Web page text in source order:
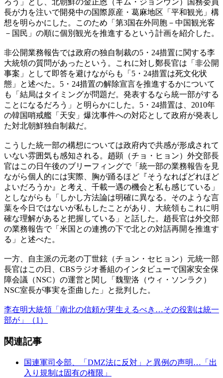
ろう」とし、北朝鮮の金正恩（キム・ジョンウン）国務委員
長が力を注いで開発中の国際原産・葛麻地区「平和観光」構
想を明らかにした。このため「第3国在外同胞－中国観光客
－国民」の順に個別観光を推進するという計画を紹介した。
非公開業務報告では政府の独自制裁の5・24措置に関する李
大統領の質問があったという。これに対し鄭長官は「非公開
事案」として即答を避けながらも「5・24措置は死文化状
態」と述べた。5・24措置の解除宣言を推進するかについて
も「結局はタイミングが問題だ。発表するなら統一部がする
ことになるだろう」と明らかにした。5・24措置は、2010年
の韓国哨戒艦「天安」爆沈事件への対応として政府が発表し
た対北朝鮮独自制裁だ。
こうした統一部の構想については政府内で共感が形成されて
いない雰囲気も感知される。趙顕（チョ・ヒョン）外交部長
官はこの日午後のブリーフィングで「統一部の業務報告を見
ながら個人的には実際、胸が踊るほど『そうなればどれほど
よいだろうか』と考え、千載一遇の機会と私も感じている」
としながらも「しかし方法論は明確に異なる。そのような言
葉を今日ではないが私もしたことがあり、大統領もこれに明
確な理解があると把握している」と話した。趙長官は外交部
の業務報告で「米国との連携の下で北との対話再開を推進す
る」と述べた。
一方、自主派の元老の丁世鉉（チョン・セヒョン）元統一部
長官はこの日、CBSラジオ番組のインタビューで国家安全保
障会議（NSC）の運営と関し「魏聖洛（ウィ・ソンラク）
NSC室長が事実を歪曲した」と批判した。
李在明大統領「南北の信頼が芽生えるべき…その役割は統一
部が」（1）
関連記事
国連軍司令部、「DMZ法に反対」と異例の声明…「出
入り規制は固有の権限」